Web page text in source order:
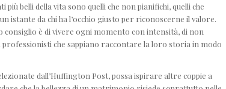
belli della vita sono quelli che non pianifichi, quelli che
istante da chi ha l’occhio giusto per riconoscerne il valore.
consiglio è di vivere ogni momento con intensità, di non
che sappiano raccontare la loro storia in modo
dall’Huffington Post, possa ispirare altre coppie a